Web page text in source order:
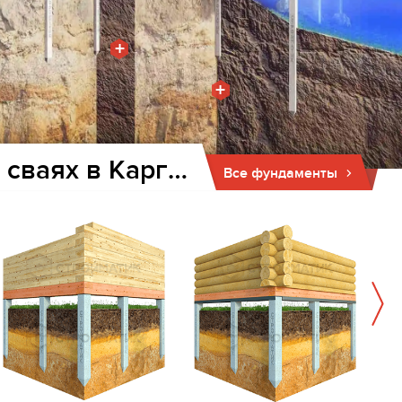
+
+
Все фундаменты
Фундамент для дома и бани на забивных ж/б сваях в Каргасоке